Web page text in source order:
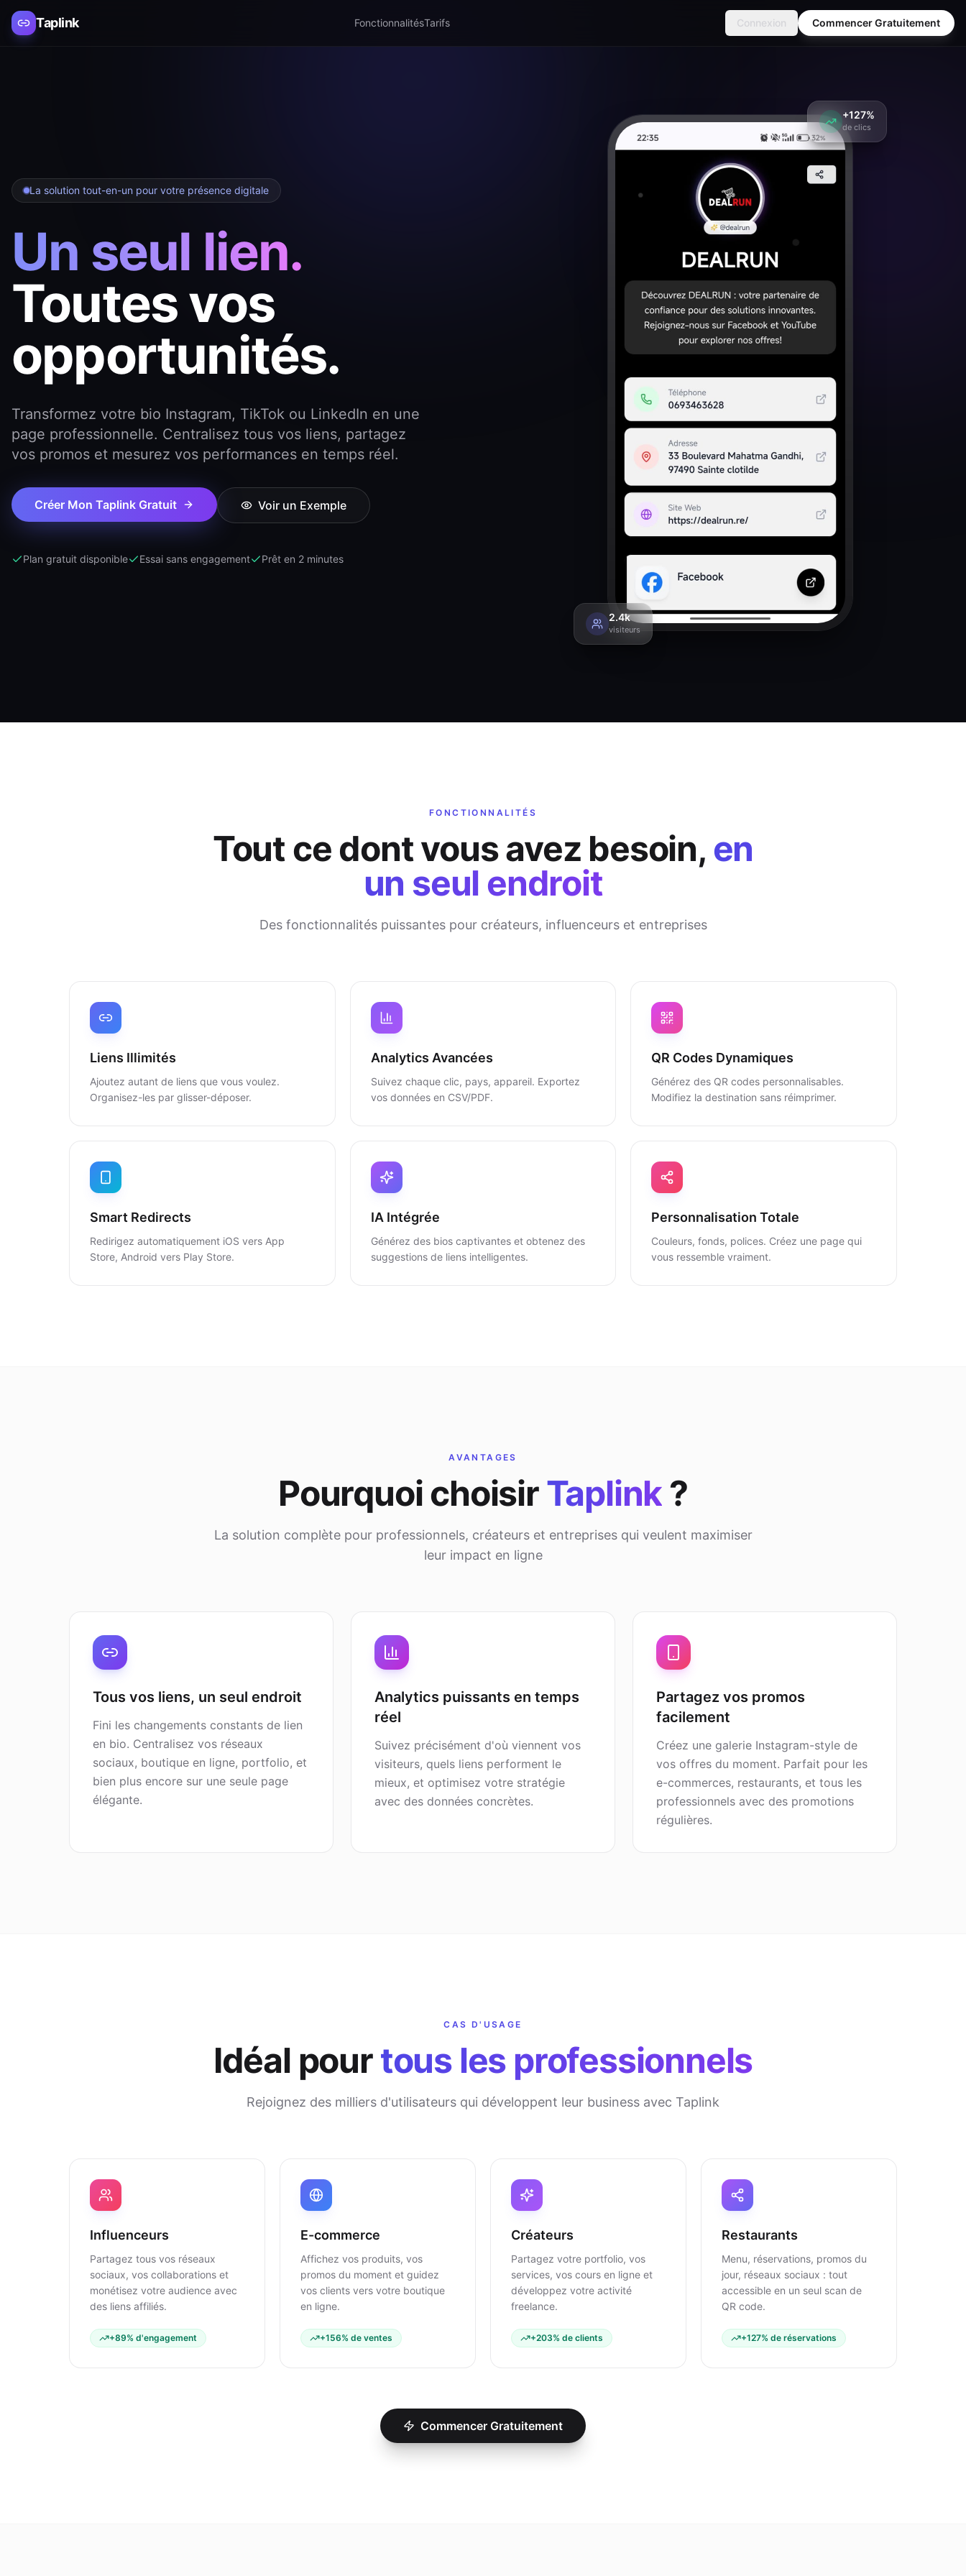
Taplink FonctionnalitésTarifs Connexion Commencer Gratuitement
La solution tout-en-un pour votre présence digitale
Un seul lien.
Toutes vos
opportunités.
Transformez votre bio Instagram, TikTok ou LinkedIn en une
page professionnelle. Centralisez tous vos liens, partagez
vos promos et mesurez vos performances en temps réel.
Créer Mon Taplink Gratuit Voir un Exemple
Plan gratuit disponible Essai sans engagement Prêt en 2 minutes
+127%
de clics
2.4k
visiteurs
FONCTIONNALITÉS
Tout ce dont vous avez besoin, en
un seul endroit
Des fonctionnalités puissantes pour créateurs, influenceurs et entreprises
Liens Illimités
Ajoutez autant de liens que vous voulez.
Organisez-les par glisser-déposer.
Analytics Avancées
Suivez chaque clic, pays, appareil. Exportez
vos données en CSV/PDF.
QR Codes Dynamiques
Générez des QR codes personnalisables.
Modifiez la destination sans réimprimer.
Smart Redirects
Redirigez automatiquement iOS vers App
Store, Android vers Play Store.
IA Intégrée
Générez des bios captivantes et obtenez des
suggestions de liens intelligentes.
Personnalisation Totale
Couleurs, fonds, polices. Créez une page qui
vous ressemble vraiment.
AVANTAGES
Pourquoi choisirTaplink?
La solution complète pour professionnels, créateurs et entreprises qui veulent maximiser
leur impact en ligne
Tous vos liens, un seul endroit
Fini les changements constants de lien
en bio. Centralisez vos réseaux
sociaux, boutique en ligne, portfolio, et
bien plus encore sur une seule page
élégante.
Analytics puissants en temps
réel
Suivez précisément d'où viennent vos
visiteurs, quels liens performent le
mieux, et optimisez votre stratégie
avec des données concrètes.
Partagez vos promos
facilement
Créez une galerie Instagram-style de
vos offres du moment. Parfait pour les
e-commerces, restaurants, et tous les
professionnels avec des promotions
régulières.
CAS D'USAGE
Idéal pourtous les professionnels
Rejoignez des milliers d'utilisateurs qui développent leur business avec Taplink
Influenceurs
Partagez tous vos réseaux
sociaux, vos collaborations et
monétisez votre audience avec
des liens affiliés.
+89% d'engagement
E-commerce
Affichez vos produits, vos
promos du moment et guidez
vos clients vers votre boutique
en ligne.
+156% de ventes
Créateurs
Partagez votre portfolio, vos
services, vos cours en ligne et
développez votre activité
freelance.
+203% de clients
Restaurants
Menu, réservations, promos du
jour, réseaux sociaux : tout
accessible en un seul scan de
QR code.
+127% de réservations
Commencer Gratuitement